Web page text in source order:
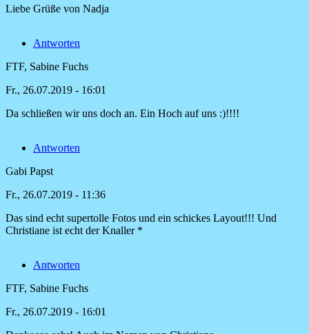
Liebe Grüße von Nadja
Antworten
FTF, Sabine Fuchs
Fr., 26.07.2019 - 16:01
tolles
von
Da schließen wir uns doch an. Ein Hoch auf uns :)!!!!
Antworten
Gabi Papst
Fr., 26.07.2019 - 11:36
Das sind echt supertolle Fotos und ein schickes Layout!!! Und
Christiane ist echt der Knaller *
Antworten
FTF, Sabine Fuchs
Fr., 26.07.2019 - 16:01